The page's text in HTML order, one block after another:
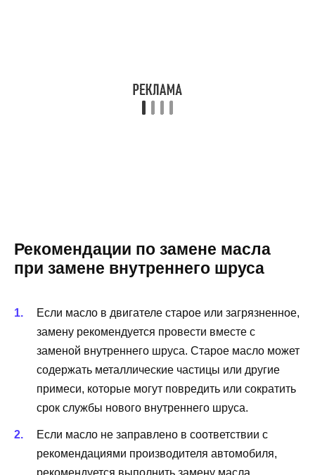
Рекомендации по замене масла
при замене внутреннего шруса
Если масло в двигателе старое или загрязненное,
замену рекомендуется провести вместе с
заменой внутреннего шруса. Старое масло может
содержать металлические частицы или другие
примеси, которые могут повредить или сократить
срок службы нового внутреннего шруса.
Если масло не заправлено в соответствии с
рекомендациями производителя автомобиля,
рекомендуется выполнить замену масла